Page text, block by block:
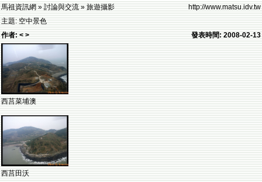
馬祖資訊網 » 討論與交流 » 旅遊攝影
http://www.matsu.idv.tw
主題: 空中景色
作者: < >
發表時間: 2008-02-13
西莒菜埔澳
西莒田沃